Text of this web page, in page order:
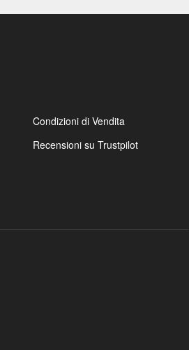
Condizioni di Vendita
Recensioni su Trustpilot